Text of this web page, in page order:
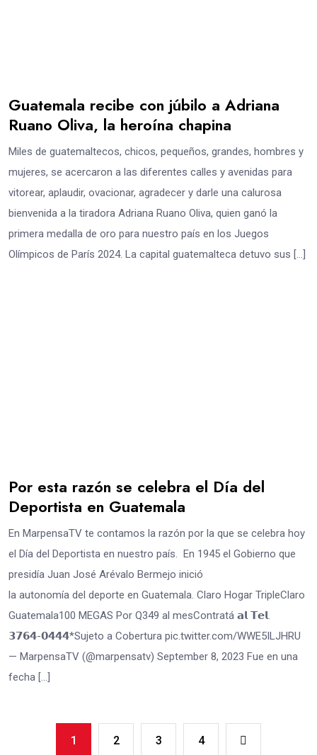
Guatemala recibe con júbilo a Adriana
Ruano Oliva, la heroína chapina
Miles de guatemaltecos, chicos, pequeños, grandes, hombres y
mujeres, se acercaron a las diferentes calles y avenidas para
vitorear, aplaudir, ovacionar, agradecer y darle una calurosa
bienvenida a la tiradora Adriana Ruano Oliva, quien ganó la
primera medalla de oro para nuestro país en los Juegos
Olímpicos de París 2024. La capital guatemalteca detuvo sus […]
Por esta razón se celebra el Día del
Deportista en Guatemala
En MarpensaTV te contamos la razón por la que se celebra hoy
el Día del Deportista en nuestro país. En 1945 el Gobierno que
presidía Juan José Arévalo Bermejo inició
la autonomía del deporte en Guatemala. Claro Hogar TripleClaro
Guatemala100 MEGAS Por Q349 al mesContratá 𝗮𝗹 𝗧𝗲𝗹.
𝟯𝟳𝟲𝟰-𝟬𝟰𝟰𝟰*Sujeto a Cobertura pic.twitter.com/WWE5ILJHRU
— MarpensaTV (@marpensatv) September 8, 2023 Fue en una
fecha […]
1 2 3 4